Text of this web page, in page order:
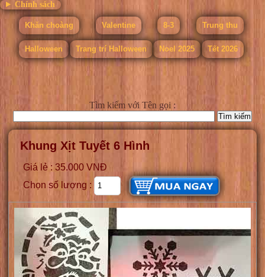
Chính sách
Khăn choàng Valentine 8-3 Trung thu
Halloween Trang trí Halloween Noel 2025 Tết 2026
Tìm kiếm với Tên gọi :
Khung Xịt Tuyết 6 Hình
Giá lẻ : 35.000 VNĐ
Chọn số lượng :